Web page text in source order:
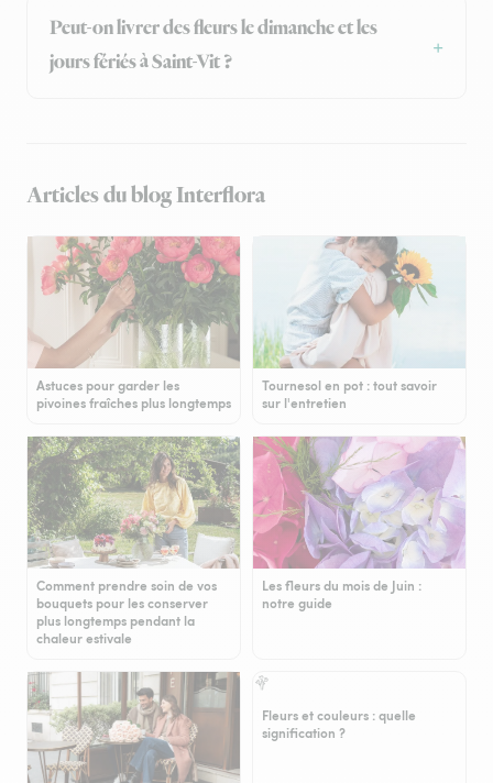
Peut-on livrer des fleurs le dimanche et les
jours fériés à Saint-Vit ?
Articles du blog Interflora
Astuces pour garder les
pivoines fraîches plus longtemps
Tournesol en pot : tout savoir
sur l'entretien
Comment prendre soin de vos
bouquets pour les conserver
plus longtemps pendant la
chaleur estivale
Les fleurs du mois de Juin :
notre guide
Fleurs et couleurs : quelle
signification ?